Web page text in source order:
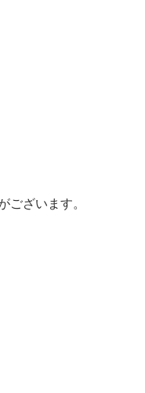
ございます。